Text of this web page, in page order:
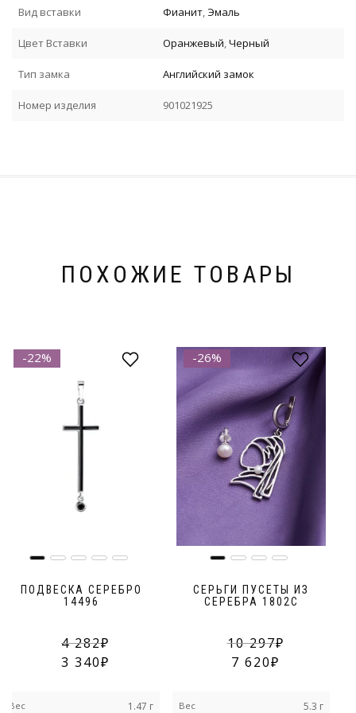
Вид вставки Фианит, Эмаль
Цвет Вставки Оранжевый,Черный
Тип замка Английский замок
Номер изделия 901021925
ПОХОЖИЕ ТОВАРЫ
ПОДВЕСКА СЕРЕБРО
14496
-22%
4 282
3 340
Вес 1.47 г
СЕРЬГИ ПУСЕТЫ ИЗ
СЕРЕБРА 1802С
-26%
10 297
7 620
Вес 5.3 г